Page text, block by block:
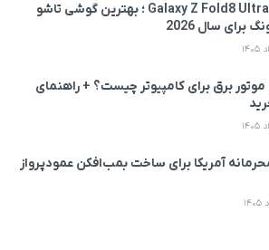
بررسی Galaxy Z Fold8 Ultra ؛ بهترین گوشی تاشو
برای سال 2026
موتور برق برای کامپیوتر چیست؟ + راهنمای
آمریکا برای ساخت بمب‌افکن عمودپرواز